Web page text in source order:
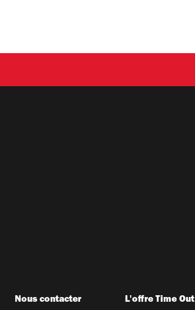
Nous contacter L'offre Time Out